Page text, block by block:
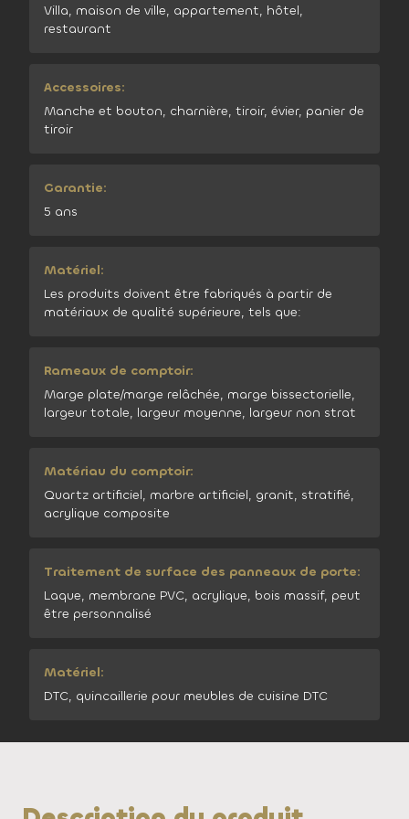
Villa, maison de ville, appartement, hôtel,
restaurant
Accessoires:
Manche et bouton, charnière, tiroir, évier, panier de
tiroir
Garantie:
5 ans
Matériel:
Les produits doivent être fabriqués à partir de
matériaux de qualité supérieure, tels que:
Rameaux de comptoir:
Marge plate/marge relâchée, marge bissectorielle,
largeur totale, largeur moyenne, largeur non strat
Matériau du comptoir:
Quartz artificiel, marbre artificiel, granit, stratifié,
acrylique composite
Traitement de surface des panneaux de porte:
Laque, membrane PVC, acrylique, bois massif, peut
être personnalisé
Matériel:
DTC, quincaillerie pour meubles de cuisine DTC